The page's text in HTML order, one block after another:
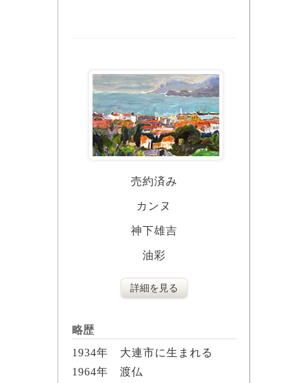
売約済み
カンヌ
神下雄吉
油彩
詳細を見る
略歴
1934年 大連市に生まれる
1964年 渡仏